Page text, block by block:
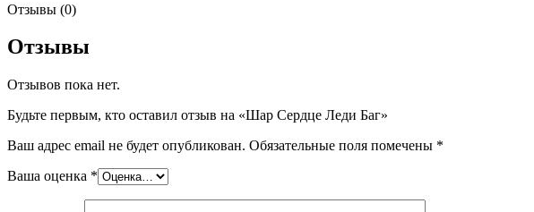
Отзывы (0)
Отзывы
Отзывов пока нет.
Будьте первым, кто оставил отзыв на «Шар Сердце Леди Баг»
Ваш адрес email не будет опубликован. Обязательные поля помечены *
Ваша оценка *